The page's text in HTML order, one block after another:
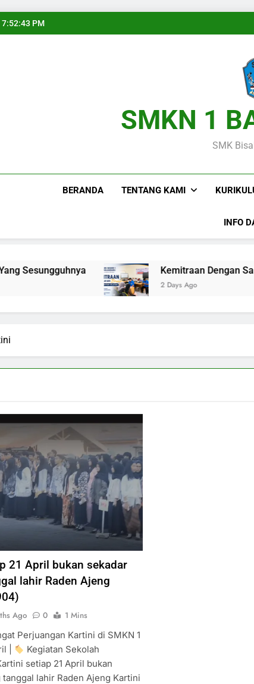
7:52:43 PM
SMKN 1
SMK
BERANDA TENTANG KAMI
INFO
Kemitraan Dengan Salah
2 Days Ago
21 April bukan sekadar
lahir Raden Ajeng
Ago 0
1 Mins
Perjuangan Kartini di SMKN 1
|
Kegiatan Sekolah
setiap 21 April bukan
lahir Raden Ajeng Kartini